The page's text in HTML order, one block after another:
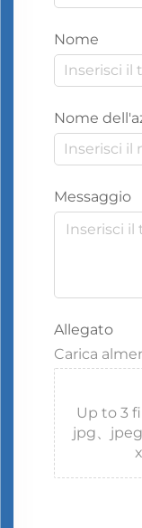
Nome
Nome
Messaggio
Allegato
Carica
Up to 3
jpg、